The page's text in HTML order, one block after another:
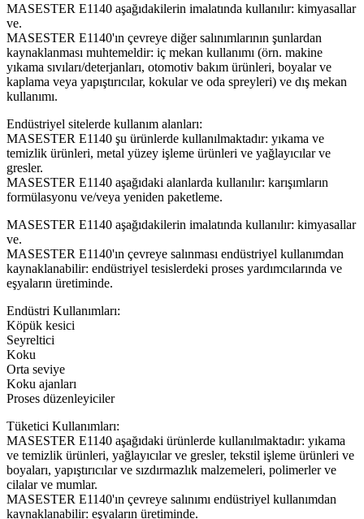
MASESTER E1140 aşağıdakilerin imalatında kullanılır: kimyasallar
ve.
MASESTER E1140'ın çevreye diğer salınımlarının şunlardan
kaynaklanması muhtemeldir: iç mekan kullanımı (örn. makine
yıkama sıvıları/deterjanları, otomotiv bakım ürünleri, boyalar ve
kaplama veya yapıştırıcılar, kokular ve oda spreyleri) ve dış mekan
kullanımı.
Endüstriyel sitelerde kullanım alanları:
MASESTER E1140 şu ürünlerde kullanılmaktadır: yıkama ve
temizlik ürünleri, metal yüzey işleme ürünleri ve yağlayıcılar ve
gresler.
MASESTER E1140 aşağıdaki alanlarda kullanılır: karışımların
formülasyonu ve/veya yeniden paketleme.
MASESTER E1140 aşağıdakilerin imalatında kullanılır: kimyasallar
ve.
MASESTER E1140'ın çevreye salınması endüstriyel kullanımdan
kaynaklanabilir: endüstriyel tesislerdeki proses yardımcılarında ve
eşyaların üretiminde.
Endüstri Kullanımları:
Köpük kesici
Seyreltici
Koku
Orta seviye
Koku ajanları
Proses düzenleyiciler
Tüketici Kullanımları:
MASESTER E1140 aşağıdaki ürünlerde kullanılmaktadır: yıkama
ve temizlik ürünleri, yağlayıcılar ve gresler, tekstil işleme ürünleri ve
boyaları, yapıştırıcılar ve sızdırmazlık malzemeleri, polimerler ve
cilalar ve mumlar.
MASESTER E1140'ın çevreye salınımı endüstriyel kullanımdan
kaynaklanabilir: eşyaların üretiminde.